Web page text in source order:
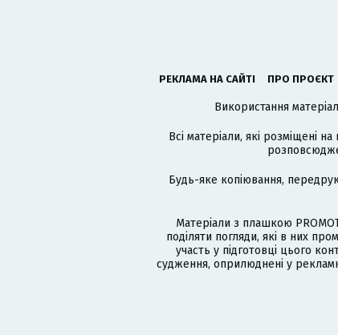
РЕКЛАМА НА САЙТІ ПРО ПРОЄКТ
Використання
Всі матеріали, які розміщені
Будь-яке копіювання,
Матеріали з плашкою
поділяти погляди, які в них
участь у підготовці цього
судження, оприлюднені у